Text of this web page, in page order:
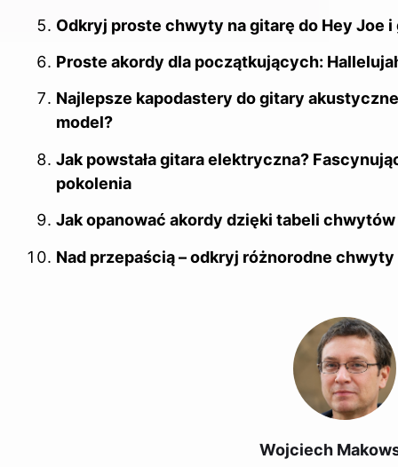
Odkryj proste chwyty na gitarę do Hey Joe
Proste akordy dla początkujących:
Najlepsze kapodastery do gitary
model?
Jak powstała gitara elektryczna?
pokolenia
Jak opanować akordy dzięki tabeli
Nad przepaścią – odkryj różnorodne
Wojciech